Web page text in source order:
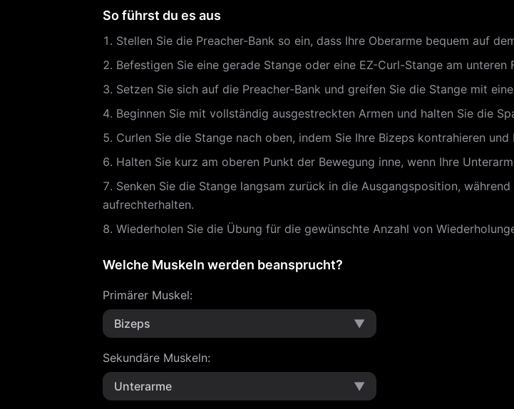
So führst du es aus
Stellen Sie die Preacher-Bank so ein, dass Ihre Oberarme bequem auf
Befestigen Sie eine gerade Stange oder eine EZ-Curl-Stange am unteren
Setzen Sie sich auf die Preacher-Bank und greifen Sie die Stange mit
Beginnen Sie mit vollständig ausgestreckten Armen und halten Sie die
Curlen Sie die Stange nach oben, indem Sie Ihre Bizeps kontrahieren
Halten Sie kurz am oberen Punkt der Bewegung inne, wenn Ihre
Senken Sie die Stange langsam zurück in die Ausgangsposition,
aufrechterhalten.
Wiederholen Sie die Übung für die gewünschte Anzahl von
Welche Muskeln werden beansprucht?
Primärer Muskel:
Bizeps
▼
Sekundäre Muskeln:
Unterarme
▼